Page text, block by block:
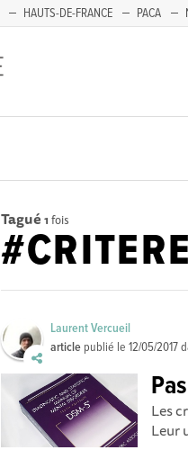
HAUTS-DE-FRANCE PACA
Tagué 1 fois
Laurent Vercueil
article publié le12/05/2017
Les
Leur